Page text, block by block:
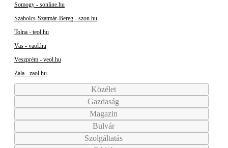
Somogy - sonline.hu
Szabolcs-Szatmár-Bereg - szon.hu
Tolna - teol.hu
Vas - vaol.hu
Veszprém - veol.hu
Zala - zaol.hu
Közélet
Gazdaság
Magazin
Bulvár
Szolgáltatás